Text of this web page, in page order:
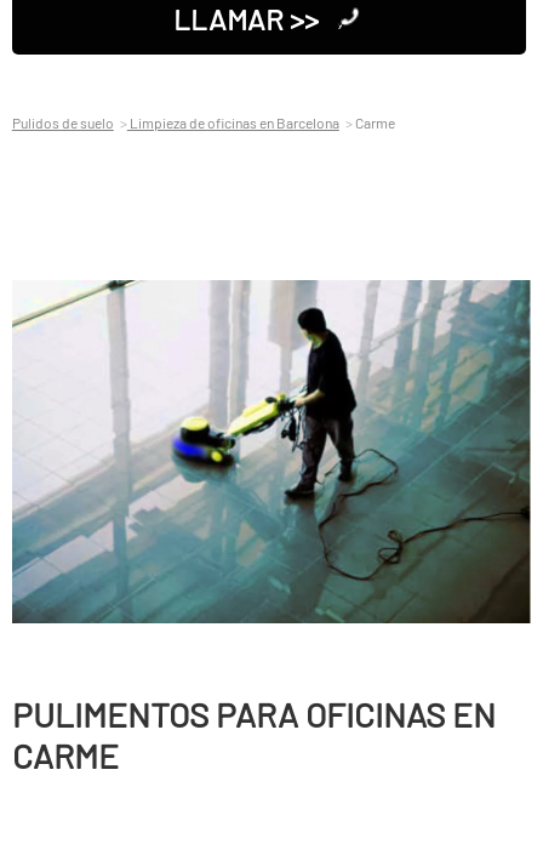
LLAMAR >>
Pulidos de suelo Limpieza de oficinas en Barcelona Carme
PULIMENTOS PARA OFICINAS EN
CARME